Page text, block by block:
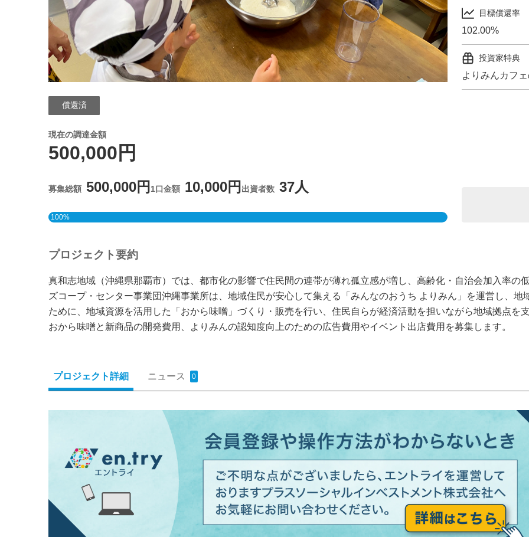
償還済
現在の調達金額
500,000円
募集総額 500,000円 1口金額 10,000円 出資者数 37人
100%
目標償還率
102.00%
投資家特典
よりみんカフ
プロジェクト要約
真和志地域（沖縄県那覇市）では、都市化の影響で住民間の連帯が薄れ孤立感が増し、高齢化・自治会加入率の
ズコープ・センター事業団沖縄事業所は、地域住民が安心して集える「みんなのおうち よりみん」を運営し、
ために、地域資源を活用した「おから味噌」づくり・販売を行い、住民自らが経済活動を担いながら地域拠点を
おから味噌と新商品の開発費用、よりみんの認知度向上のための広告費用やイベント出店費用を募集します。
プロジェクト詳細 ニュース 0